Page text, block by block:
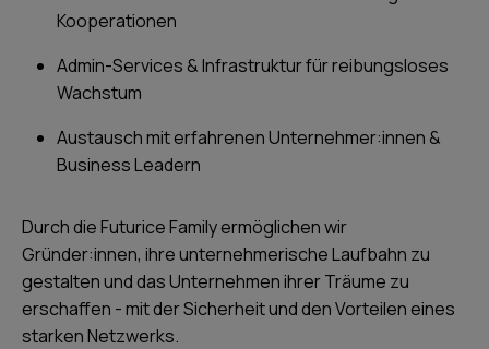
Kooperationen
Admin-Services & Infrastruktur für reibungsloses
Wachstum
Austausch mit erfahrenen Unternehmer:innen &
Business Leadern
Durch die Futurice Family ermöglichen wir
Gründer:innen, ihre unternehmerische Laufbahn zu
gestalten und das Unternehmen ihrer Träume zu
erschaffen - mit der Sicherheit und den Vorteilen eines
starken Netzwerks.